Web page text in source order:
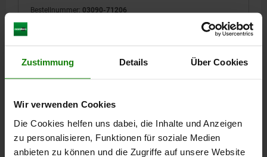
Zustimmung Details Über Cookies
Wir verwenden Cookies
Die Cookies helfen uns dabei, die Inhalte und Anzeigen
zu personalisieren, Funktionen für soziale Medien
anbieten zu können und die Zugriffe auf unsere Website
Bestellnummer: 03090-71206